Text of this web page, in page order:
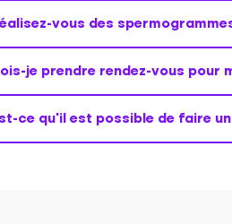
vous des
je prendre rendez-vous pour
ce qu’il est possible de faire